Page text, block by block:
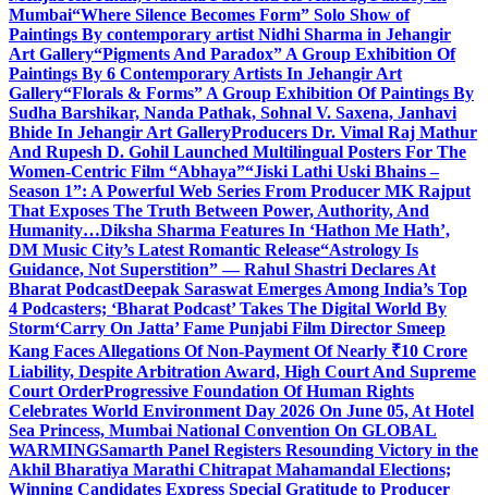
Mumbai“Where Silence Becomes Form” Solo Show of
Paintings By contemporary artist Nidhi Sharma in Jehangir
Art Gallery“Pigments And Paradox” A Group Exhibition Of
Paintings By 6 Contemporary Artists In Jehangir Art
Gallery“Florals & Forms” A Group Exhibition Of Paintings By
Sudha Barshikar, Nanda Pathak, Sohnal V. Saxena, Janhavi
Bhide In Jehangir Art GalleryProducers Dr. Vimal Raj Mathur
And Rupesh D. Gohil Launched Multilingual Posters For The
Women-Centric Film “Abhaya”“Jiski Lathi Uski Bhains –
Season 1”: A Powerful Web Series From Producer MK Rajput
That Exposes The Truth Between Power, Authority, And
Humanity…Diksha Sharma Features In ‘Hathon Me Hath’,
DM Music City’s Latest Romantic Release“Astrology Is
Guidance, Not Superstition” — Rahul Shastri Declares At
Bharat PodcastDeepak Saraswat Emerges Among India’s Top
4 Podcasters; ‘Bharat Podcast’ Takes The Digital World By
Storm‘Carry On Jatta’ Fame Punjabi Film Director Smeep
Kang Faces Allegations Of Non-Payment Of Nearly ₹10 Crore
Liability, Despite Arbitration Award, High Court And Supreme
Court OrderProgressive Foundation Of Human Rights
Celebrates World Environment Day 2026 On June 05, At Hotel
Sea Princess, Mumbai National Convention On GLOBAL
WARMINGSamarth Panel Registers Resounding Victory in the
Akhil Bharatiya Marathi Chitrapat Mahamandal Elections;
Winning Candidates Express Special Gratitude to Producer